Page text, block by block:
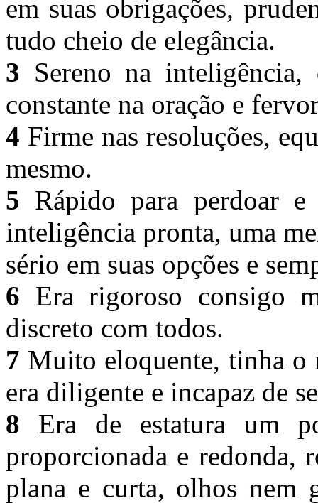
em suas obrigações,
tudo cheio de elegância.
3 Sereno na
constante na oração e
4 Firme nas resoluções,
mesmo.
5 Rápido para perdoar
inteligência pronta, uma
sério em suas opções e
6 Era rigoroso consigo
discreto com todos.
7 Muito eloquente, tinha o
era diligente e incapaz de
8 Era de estatura um
proporcionada e redonda,
plana e curta, olhos nem